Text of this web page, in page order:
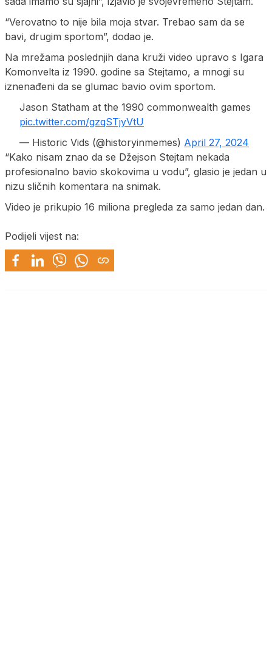
“Verovatno to nije bila moja stvar. Trebao sam da se
bavi, drugim sportom”, dodao je.
Na mrežama poslednjih dana kruži video upravo s Igara
Komonvelta iz 1990. godine sa Stejtamo, a mnogi su
iznenađeni da se glumac bavio ovim sportom.
Jason Statham at the 1990 commonwealth games
pic.twitter.com/gzqSTjyVtU
— Historic Vids (@historyinmemes) April 27, 2024
“Kako nisam znao da se Džejson Stejtam nekada
profesionalno bavio skokovima u vodu”, glasio je jedan u
nizu sličnih komentara na snimak.
Video je prikupio 16 miliona pregleda za samo jedan dan.
Podijeli vijest na: